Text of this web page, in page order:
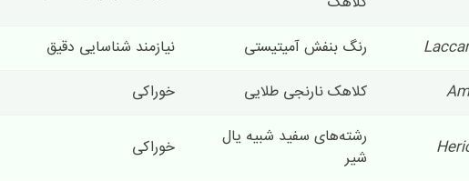
رنگ بنفش آمیتیستی
نیازمند شناسایی دقیق
کلاهک نارنجی طلایی خوراکی
رشته‌های سفید شبیه یال
شیر
خوراکی